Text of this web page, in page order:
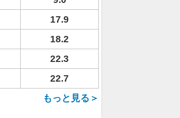
17.9
18.2
22.3
22.7
もっと見る＞